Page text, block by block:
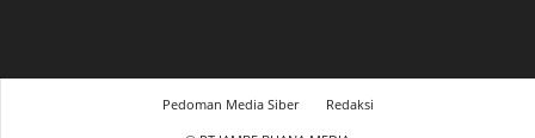
Pedoman Media Siber
Redaksi